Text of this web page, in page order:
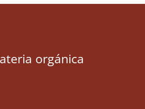
orgánica